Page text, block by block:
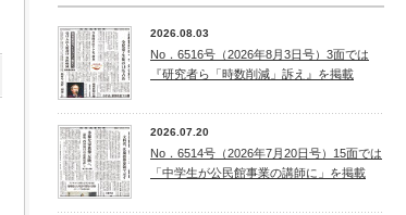
2026.08.03
No．6516号（2026年8月3日号）3面では
『研究者ら「時数削減」訴え』を掲載
2026.07.20
No．6514号（2026年7月20日号）15面では
「中学生が公民館事業の講師に」を掲載